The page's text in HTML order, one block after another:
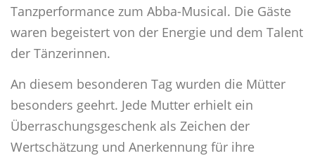
Tanzperformance zum Abba-Musical. Die Gäste
waren begeistert von der Energie und dem Talent
der Tänzerinnen.
An diesem besonderen Tag wurden die Mütter
besonders geehrt. Jede Mutter erhielt ein
Überraschungsgeschenk als Zeichen der
Wertschätzung und Anerkennung für ihre